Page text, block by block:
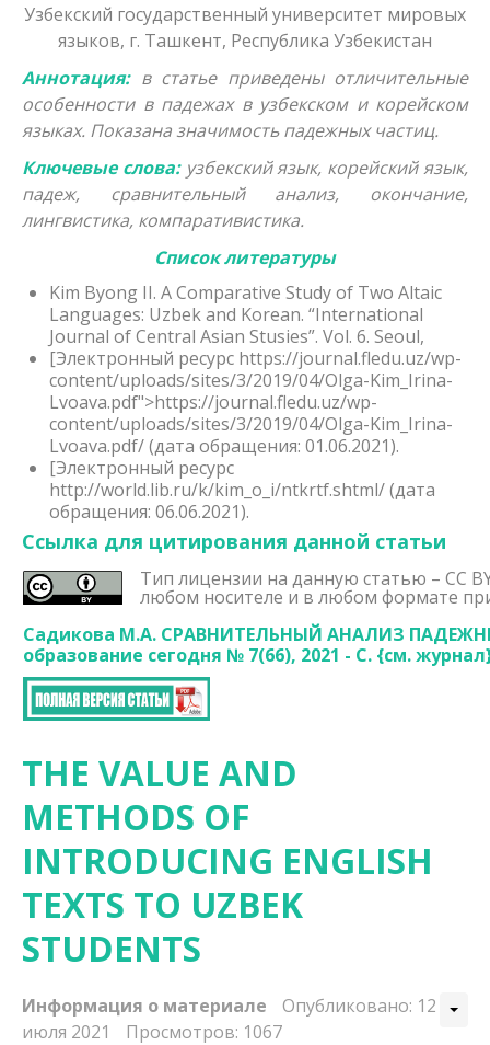
Искусствоведение
Архитектура
Психологические науки
Социологические науки
Политические науки
Науки о земле
Узбекский государственный университет мировых
языков, г. Ташкент, Республика Узбекистан
Аннотация:в статье приведены отличительные
особенности в падежах в узбекском и корейском
языках. Показана значимость падежных частиц.
Ключевые слова:узбекский язык, корейский язык,
падеж, сравнительный анализ, окончание,
лингвистика, компаративистика.
Список литературы
Kim Byong II. A Comparative Study of Two Altaic
Languages: Uzbek and Korean. “International
Journal of Central Asian Stusies”. Vol. 6. Seoul,
[Электронный ресурс https://journal.fledu.uz/wp-
content/uploads/sites/3/2019/04/Olga-Kim_Irina-
Lvoava.pdf">https://journal.fledu.uz/wp-
content/uploads/sites/3/2019/04/Olga-Kim_Irina-
Lvoava.pdf/ (дата обращения: 01.06.2021).
[Электронный ресурс
http://world.lib.ru/k/kim_o_i/ntkrtf.shtml/ (дата
обращения: 06.06.2021).
Ссылка для цитирования данной статьи
Тип лицензии на данную статью – CC
любом носителе и в любом формате
Садикова М.А. СРАВНИТЕЛЬНЫЙ АНАЛИЗ
образование сегодня № 7(66), 2021 - С. {см.
THE VALUE AND
METHODS OF
INTRODUCING ENGLISH
TEXTS TO UZBEK
STUDENTS
Информация о материале
Опубликовано: 12
июля 2021
Просмотров: 1067